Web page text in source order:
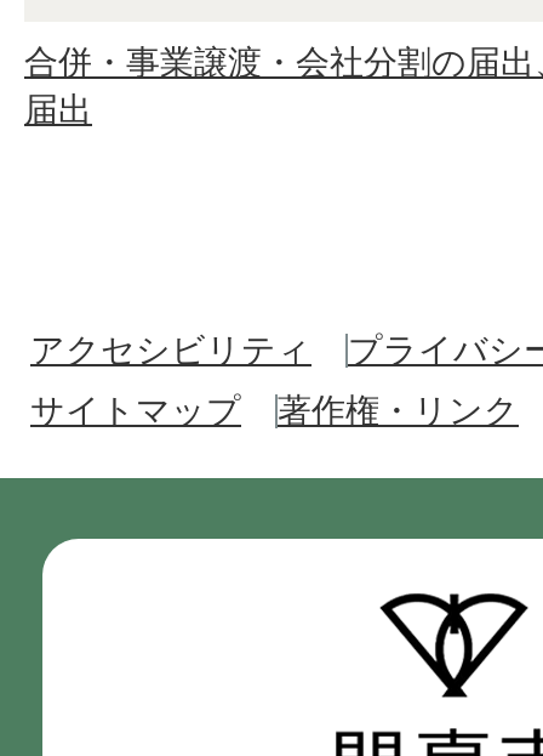
合併・事業譲渡・会社分割の届
届出
アクセシビリティ
プライバシ
サイトマップ
著作権・リンク
市